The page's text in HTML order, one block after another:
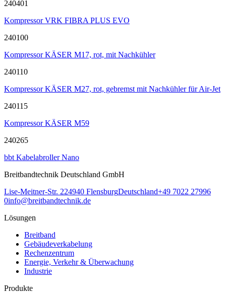
240401
Kompressor VRK FIBRA PLUS EVO
240100
Kompressor KÄSER M17, rot, mit Nachkühler
240110
Kompressor KÄSER M27, rot, gebremst mit Nachkühler für Air-Jet
240115
Kompressor KÄSER M59
240265
bbt Kabelabroller Nano
Breitbandtechnik Deutschland GmbH
Lise-Meitner-Str. 224940 FlensburgDeutschland+49 7022 27996
0info@breitbandtechnik.de
Lösungen
Breitband
Gebäudeverkabelung
Rechenzentrum
Energie, Verkehr & Überwachung
Industrie
Produkte